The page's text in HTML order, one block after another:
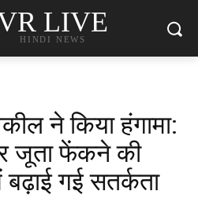
LIVE
HINDI NEWS
ने किया हंगामा:
जूता फेंकने की
बढ़ाई गई सतर्कता